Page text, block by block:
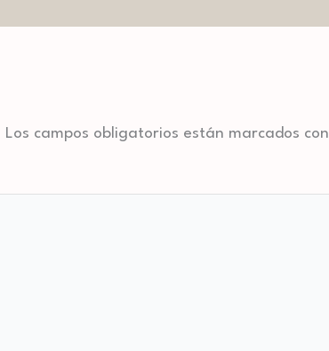
Los campos obligatorios están marcados con